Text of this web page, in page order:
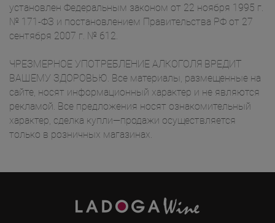
установлен Федеральным законом от 22 ноября 1995 г.
№ 171-ФЗ и постановлением Правительства РФ от 27
сентября 2007 г. № 612.
ЧРЕЗМЕРНОЕ УПОТРЕБЛЕНИЕ АЛКОГОЛЯ ВРЕДИТ
ВАШЕМУ ЗДОРОВЬЮ. Все материалы, размещенные на
сайте, носят информационный характер и не являются
рекламой. Все предложения носят ознакомительный
характер, сделка купли—продажи осуществляется
только в розничных магазинах.